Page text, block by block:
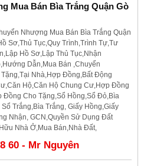
Mua Bán Bìa Trắng Quận Gò
Nhượng Mua Bán Bìa Trắng Quận
Sơ,Thủ Tục,Quy Trình,Trình Tự,Tư
Hồ Sơ,Lập Thủ Tục,Nhận
Dẫn,Mua Bán ,Chuyển
Nhà,Hợp Đồng,Bất Động
Hộ,Căn Hộ Chung Cư,Hợp Đồng
Đồng Cho Tặng,Sổ Hồng,Sổ Đỏ,Bìa
Trắng,Bìa Trắng, Giấy Hồng,Giấy
Nhận, GCN,Quyền Sử Dụng Đất
Nhà Ở,Mua Bán,Nhà Đất,
60 - Mr Nguyên